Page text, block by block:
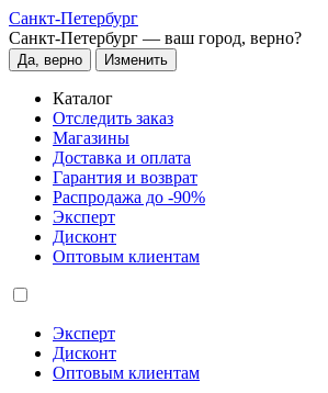
Санкт-Петербург
Санкт-Петербург — ваш город, верно?
Да, верно Изменить
Каталог
Отследить заказ
Магазины
Доставка и оплата
Гарантия и возврат
Распродажа до -90%
Эксперт
Дисконт
Оптовым клиентам
Эксперт
Дисконт
Оптовым клиентам